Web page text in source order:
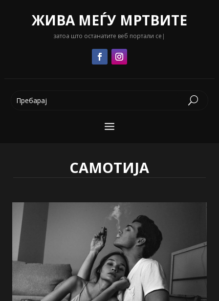
ЖИВА МЕЃУ МРТВИТЕ
затоа што останатите веб портали се сè уште кл
САМОТИЈА